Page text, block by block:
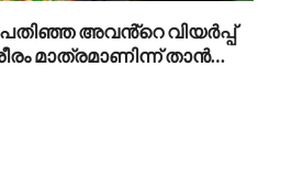
അവൻ്റെ വിയർപ്പ്
മാത്രമാണിന്ന് താൻ…